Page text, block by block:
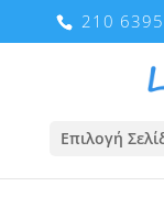
210
Επιλογή